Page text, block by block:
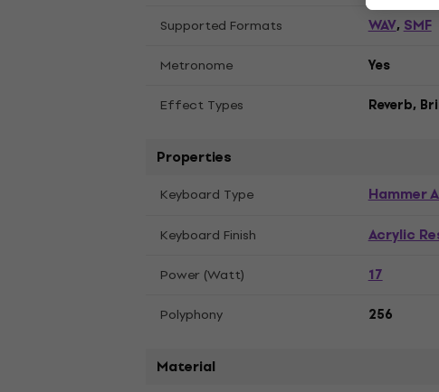
Supported Formats
WAV,SMF
Metronome
Yes
Effect Types
Reverb,
Properties
Keyboard Type Hammer
Keyboard Finish
Acrylic
Power (Watt)
17
Polyphony
256
Material